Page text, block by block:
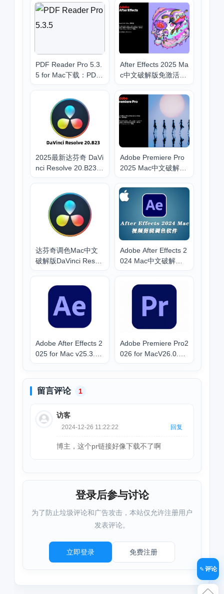
PDF Reader Pro 5.3.
5 for Mac下载：PDF
式转换工具
After Effects 2025 Ma
c中文破解版免激活安
2025最新达芬奇 DaVi
nci Resolve 20.B23 f
Adobe Premiere Pro
2025 Mac中文破解版
装教程
达芬奇调色Mac中文
破解版DaVinci Resolv
Adobe After Effects 2
024 Mac中文破解版V
Adobe After Effects 2
025 for Mac v25.3.1
Adobe Premiere Pro2
026 for MacV26.0.1
留言评论 1
访客
2024-12-26 11:22:22 回复
博主，这个pr链接好像下载不了啊
登录后参与讨论
为了防止垃圾评论和广告攻击，本站仅允许注册用户
发表评论。
立即登录 免费注册
评论